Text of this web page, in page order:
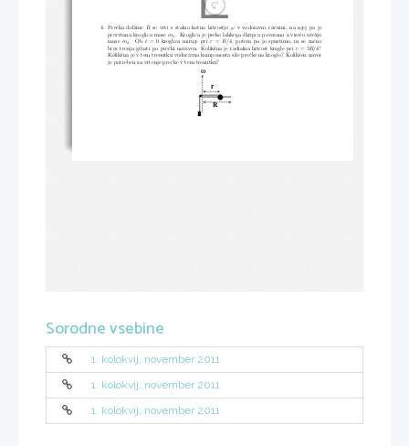
4.  Preˇcka  dolˇzine R se  vrti  s  stalno  kotno  hitrostjo ω v  vodoravni  ravnini,  na  njej  pa  je
prevrtana kroglica mase m1
.  Kroglica je preko lahkega ˇskripca povezana z viseˇco uteˇzjo
mase m2 .   Ob t =  0  kroglica  miruje  pri r = R/4,  potem  pa  jo  spustimo,  in  se  zaˇcne
brez trenja gibati po preˇcki navzven.  Kolikˇsna je radialna hitrost krogle pri r = 3R/4?
Kolikˇsna je v tem trenutku vodoravna komponenta sile preˇcke na kroglo?  Kolikˇsen navor
je potreben za vrtenje preˇcke v tem trenutku?
ω
r
R
Sorodne vsebine
1. kolokvij, november 2011
1. kolokvij, november 2011
1. kolokvij, november 2011